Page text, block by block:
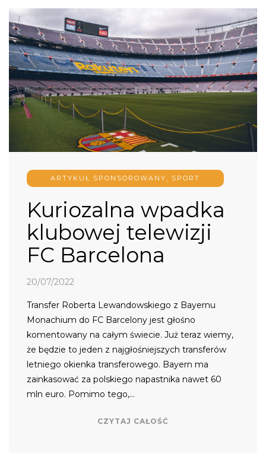
ARTYKUŁ SPONSOROWANY, SPORT
Kuriozalna wpadka
klubowej telewizji
FC Barcelona
20/07/2022
Transfer Roberta Lewandowskiego z Bayernu
Monachium do FC Barcelony jest głośno
komentowany na całym świecie. Już teraz wiemy,
że będzie to jeden z najgłośniejszych transferów
letniego okienka transferowego. Bayern ma
zainkasować za polskiego napastnika nawet 60
mln euro. Pomimo tego,…
CZYTAJ CAŁOŚĆ